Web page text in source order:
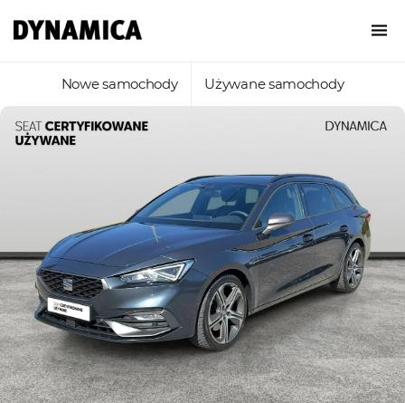
Nowe samochody Używane samochody